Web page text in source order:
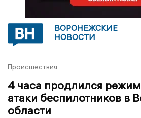
ВОРОНЕЖСКИЕ
НОВОСТИ
Происшествия
4 часа продлился
атаки беспилотников в
области